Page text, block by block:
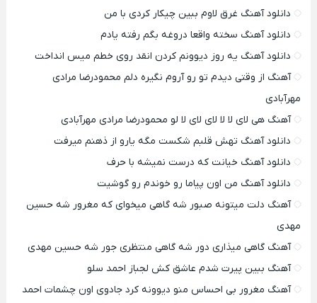
دانلود آهنگ غرق لاوم ببین چیکار کردی با من
دانلود آهنگ سخته واقعا دروغه بگم رفته یادم
دانلود آهنگ یه روز دیوونم کردن انقد روی خطم میس انداخت
آهنگ از وقتی دیدم تو رو آروم نگیره دلم محمودرضا مرادی
مهرآبادی
آهنگ هی لای لا لا لای لای لا لو محمودرضا مرادی مهرآبادی
دانلود آهنگ تهش قلبم شکست مگه یارو از ذهنم میرفت
دانلود آهنگ خیانت که درست نمیشه با حرف
دانلود آهنگ من اون پیاما رو خوندم رو گوشیت
آهنگ دلت میتونه صبور شه گاهی میخوای که مغرور شه حسین
مهدی
آهنگ گاهی میذاری دور شه گاهی منتظری جور شه حسین مهدی
آهنگ ببین پیرت شدم عاشق کش لجباز احمد سلو
آهنگ مغرور بی احساس منو دیوونه کرد جادوی اون چشمات احمد